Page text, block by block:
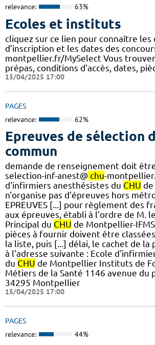
relevance: 63%
Ecoles et instituts
cliquez sur ce lien pour connaître les
d’inscription et les dates des
montpellier.fr/MySelect Vous
prépas, conditions d'accès, dates,
15/04/2025 17:00
PAGES
relevance: 62%
Epreuves de sélection
commun
demande de renseignement doit
selection-inf-anest@ chu-
d'infirmiers anesthésistes du CHU
n'organise pas d'épreuves hors
EPREUVES [...] pour règlement des
aux épreuves, établi à l'ordre de M.
Principal du CHU de Montpellier-
pièces à fournir doivent être
la liste, puis [...] délai, le cachet de la
à l'adresse suivante : Ecole
du CHU de Montpellier Instituts de
Métiers de la Santé 1146 avenue du
34295 Montpellier
15/04/2025 17:00
PAGES
relevance: 44%